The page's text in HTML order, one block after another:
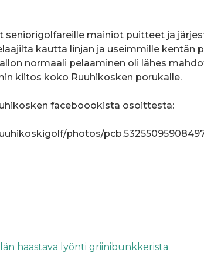
seniorigolfareille mainiot puitteet ja
kautta linjan ja useimmille kentän
normaali pelaaminen oli lähes
kiitos koko Ruuhikosken porukalle.
faceboookista osoittesta:
photos/